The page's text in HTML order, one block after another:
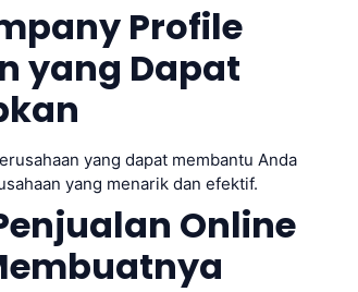
Profile
yang Dapat
yang dapat membantu Anda
yang menarik dan efektif.
Online